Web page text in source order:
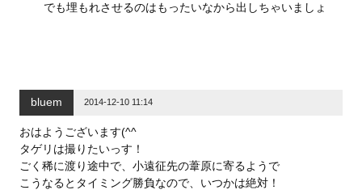
でも埋もれさせるのはもったいなから出しちゃいましょ
bluem 2014-12-10 11:14
おはようございます(^^
タゲリは撮りたいっす！
ごく稀に渡り途中で、小遠征先の葦原に寄るようで
こうなるとタイミング勝負なので、いつかは絶対！